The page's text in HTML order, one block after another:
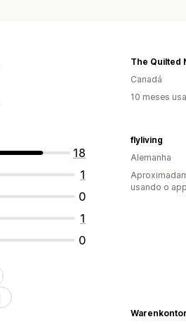
18
1
0
1
0
The Quilted
Canadá
10 meses
flyliving
Alemanha
usando o app
Warenkontor